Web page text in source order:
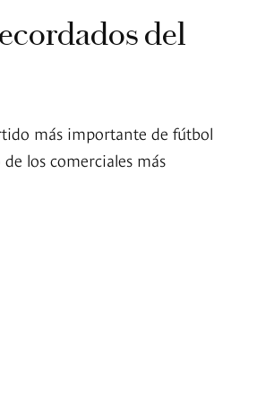
del
más importante de fútbol
los comerciales más